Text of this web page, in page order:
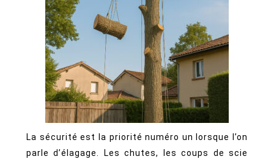
La sécurité est la priorité numéro un lorsque l’on
parle d’élagage. Les chutes, les coups de scie